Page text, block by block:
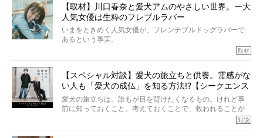
カエピソードが次から次へと飛び出しました。
【取材】川口春奈と愛犬アムのやさしい世界。ー大
人気女優は生粋のフレブルラバー
いまをときめく人気女優が、フレンチブルドッグラバーで
あるという事実。
とりを目の当たりにするほどに、そのフレンチブルドッグ
愛がわたしたちのそれとまったく同じであることに、なん
だかうれしくなってしまったのでした。
春奈さんとアムちゃんのすてきな暮らしを、BUHI編集長の
小西がいつくしみながら、切り取らせていただきます。
取材
【スペシャル対談】愛犬の旅立ちと供養。霊感がな
い人も「愛犬の成仏」を知る方法!?【シークエンス
はやとも×PELI】
愛犬の旅立ちは、誰もが目を背けたくなるもの。けれど事
前に知っておくこと、考えておくことで、救われることが
対談